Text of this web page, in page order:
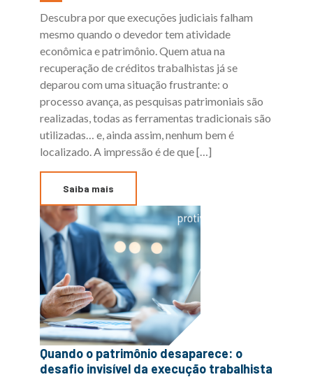
Descubra por que execuções judiciais falham
mesmo quando o devedor tem atividade
econômica e patrimônio. Quem atua na
recuperação de créditos trabalhistas já se
deparou com uma situação frustrante: o
processo avança, as pesquisas patrimoniais são
realizadas, todas as ferramentas tradicionais são
utilizadas… e, ainda assim, nenhum bem é
localizado. A impressão é de que […]
Saiba mais
Quando o patrimônio desaparece: o
desafio invisível da execução trabalhista